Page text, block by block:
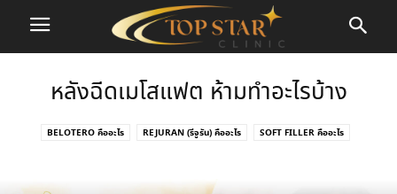
หลังฉีดเมโสแฟต ห้ามทำอะไรบ้าง
BELOTERO คืออะไร REJURAN (รีจูรัน) คืออะไร
SOFT FILLER คืออะไร